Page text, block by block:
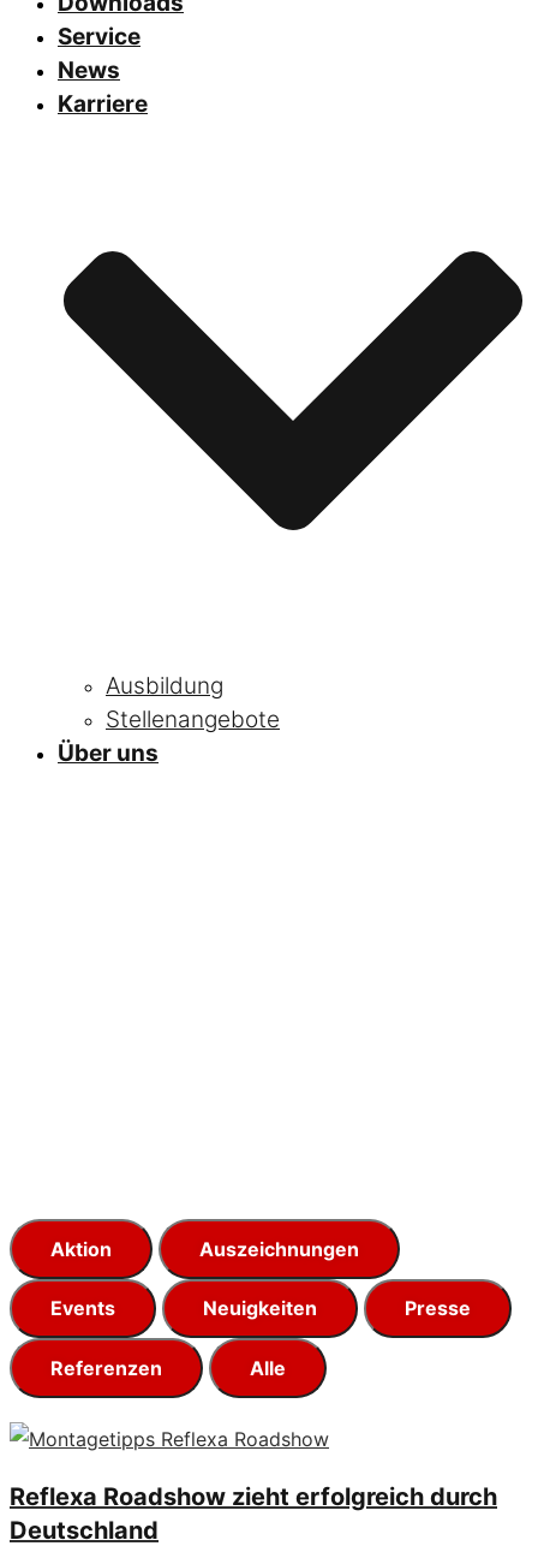
Service
News
Karriere
Ausbildung
Stellenangebote
Über uns
Aktion Auszeichnungen
Events Neuigkeiten Presse
Referenzen Alle
Reflexa Roadshow zieht erfolgreich durch
Deutschland